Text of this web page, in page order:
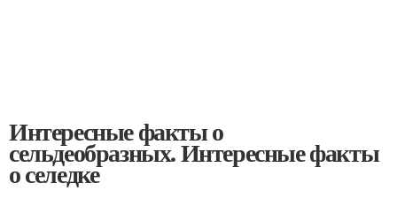
Интересные факты о
сельдеобразных. Интересные факты
о селедке